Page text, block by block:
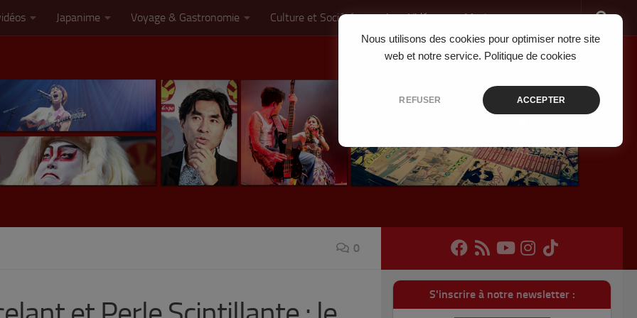
Nous utilisons des cookies pour optimiser notre site
web et notre service. Politique de cookies
REFUSER ACCEPTER
Japanime Voyage & Gastronomie Culture et Société Jeux Vidéo Musique
0
S'inscrire à notre newsletter :